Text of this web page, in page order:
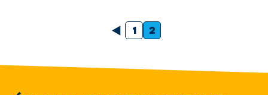
Anterior
1 2